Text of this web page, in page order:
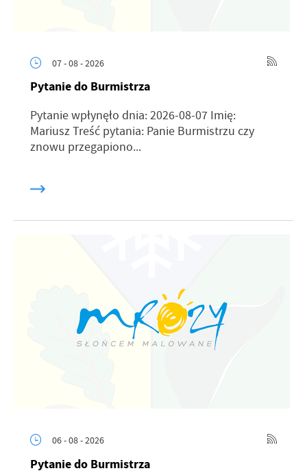
07 - 08 - 2026
Pytanie do Burmistrza
Pytanie wpłynęło dnia: 2026-08-07 Imię:
Mariusz Treść pytania: Panie Burmistrzu czy
znowu przegapiono...
06 - 08 - 2026
Pytanie do Burmistrza